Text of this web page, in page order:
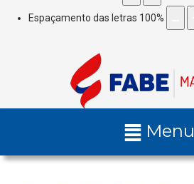
Espaçamento das letras 100%
Menu